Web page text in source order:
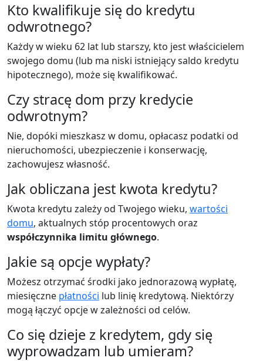
Kto kwalifikuje się do kredytu
odwrotnego?
Każdy w wieku 62 lat lub starszy, kto jest właścicielem
swojego domu (lub ma niski istniejący saldo kredytu
hipotecznego), może się kwalifikować.
Czy stracę dom przy kredycie
odwrotnym?
Nie, dopóki mieszkasz w domu, opłacasz podatki od
nieruchomości, ubezpieczenie i konserwację,
zachowujesz własność.
Jak obliczana jest kwota kredytu?
Kwota kredytu zależy od Twojego wieku, wartości
domu, aktualnych stóp procentowych oraz
współczynnika limitu głównego.
Jakie są opcje wypłaty?
Możesz otrzymać środki jako jednorazową wypłatę,
miesięczne płatności lub linię kredytową. Niektórzy
mogą łączyć opcje w zależności od celów.
Co się dzieje z kredytem, gdy się
wyprowadzam lub umieram?